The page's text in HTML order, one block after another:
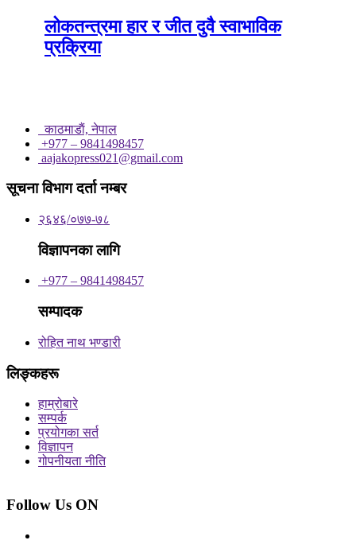
लोकतन्त्रमा हार र जीत दुवै स्वाभाविक
प्रक्रिया
काठमाडाैं, नेपाल
+977 – 9841498457
aajakopress021@gmail.com
सूचना विभाग दर्ता नम्बर
२६४६/०७७-७८
विज्ञापनका लागि
+977 – 9841498457
सम्पादक
रोहित नाथ भण्डारी
लिङ्कहरू
हाम्रोबारे
सम्पर्क
प्रयोगका सर्त
विज्ञापन
गोपनीयता नीति
Follow Us ON